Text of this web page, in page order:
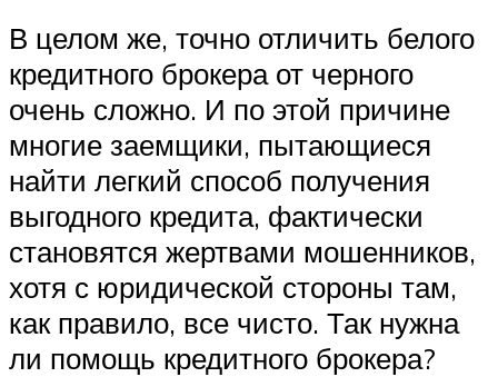
В целом же, точно отличить белого
кредитного брокера от черного
очень сложно. И по этой причине
многие заемщики, пытающиеся
найти легкий способ получения
выгодного кредита, фактически
становятся жертвами мошенников,
хотя с юридической стороны там,
как правило, все чисто. Так нужна
ли помощь кредитного брокера?